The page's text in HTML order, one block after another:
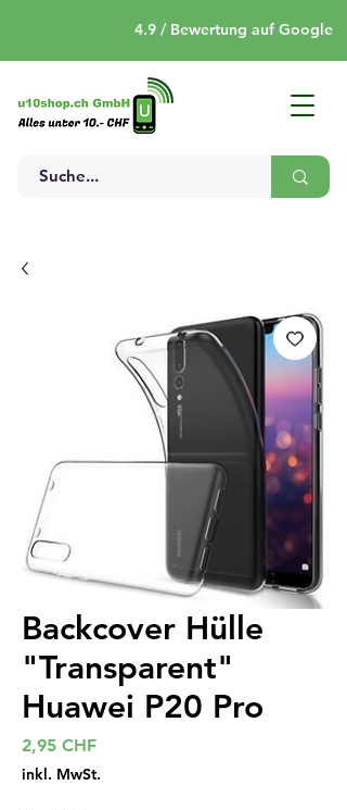
4.9 / Bewertung auf Google
Backcover Hülle
"Transparent"
Huawei P20 Pro
2,95 CHFPreis
inkl. MwSt.